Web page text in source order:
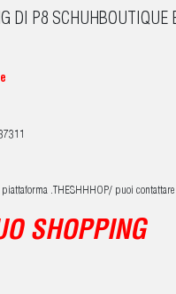
DI P8
.THESHHHOP/ puoi
SHOPPING